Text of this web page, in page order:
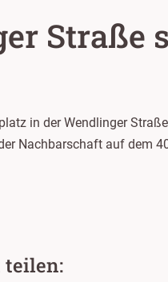
Straße
in der Wendlinger
Nachbarschaft auf dem